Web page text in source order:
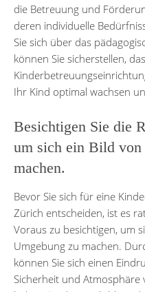
die Betreuung und
deren individuelle
Sie sich über das
können Sie sicherstellen,
Ihr Kind optimal wachsen
Besichtigen Sie die
um sich ein Bild von
machen.
Bevor Sie sich für eine
Zürich entscheiden, ist es
Voraus zu besichtigen, um
Umgebung zu machen.
können Sie sich einen
Sicherheit und